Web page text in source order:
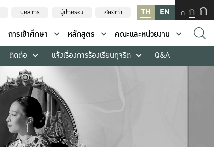
บุคลากร ผู้ปกครอง ศิษย์เก่า TH EN ก ก ก
การเข้าศึกษา หลักสูตร
คณะและหน่วยงาน
ติดต่อ แจ้งเรื่องการร้องเรียนทุจริต Q&A